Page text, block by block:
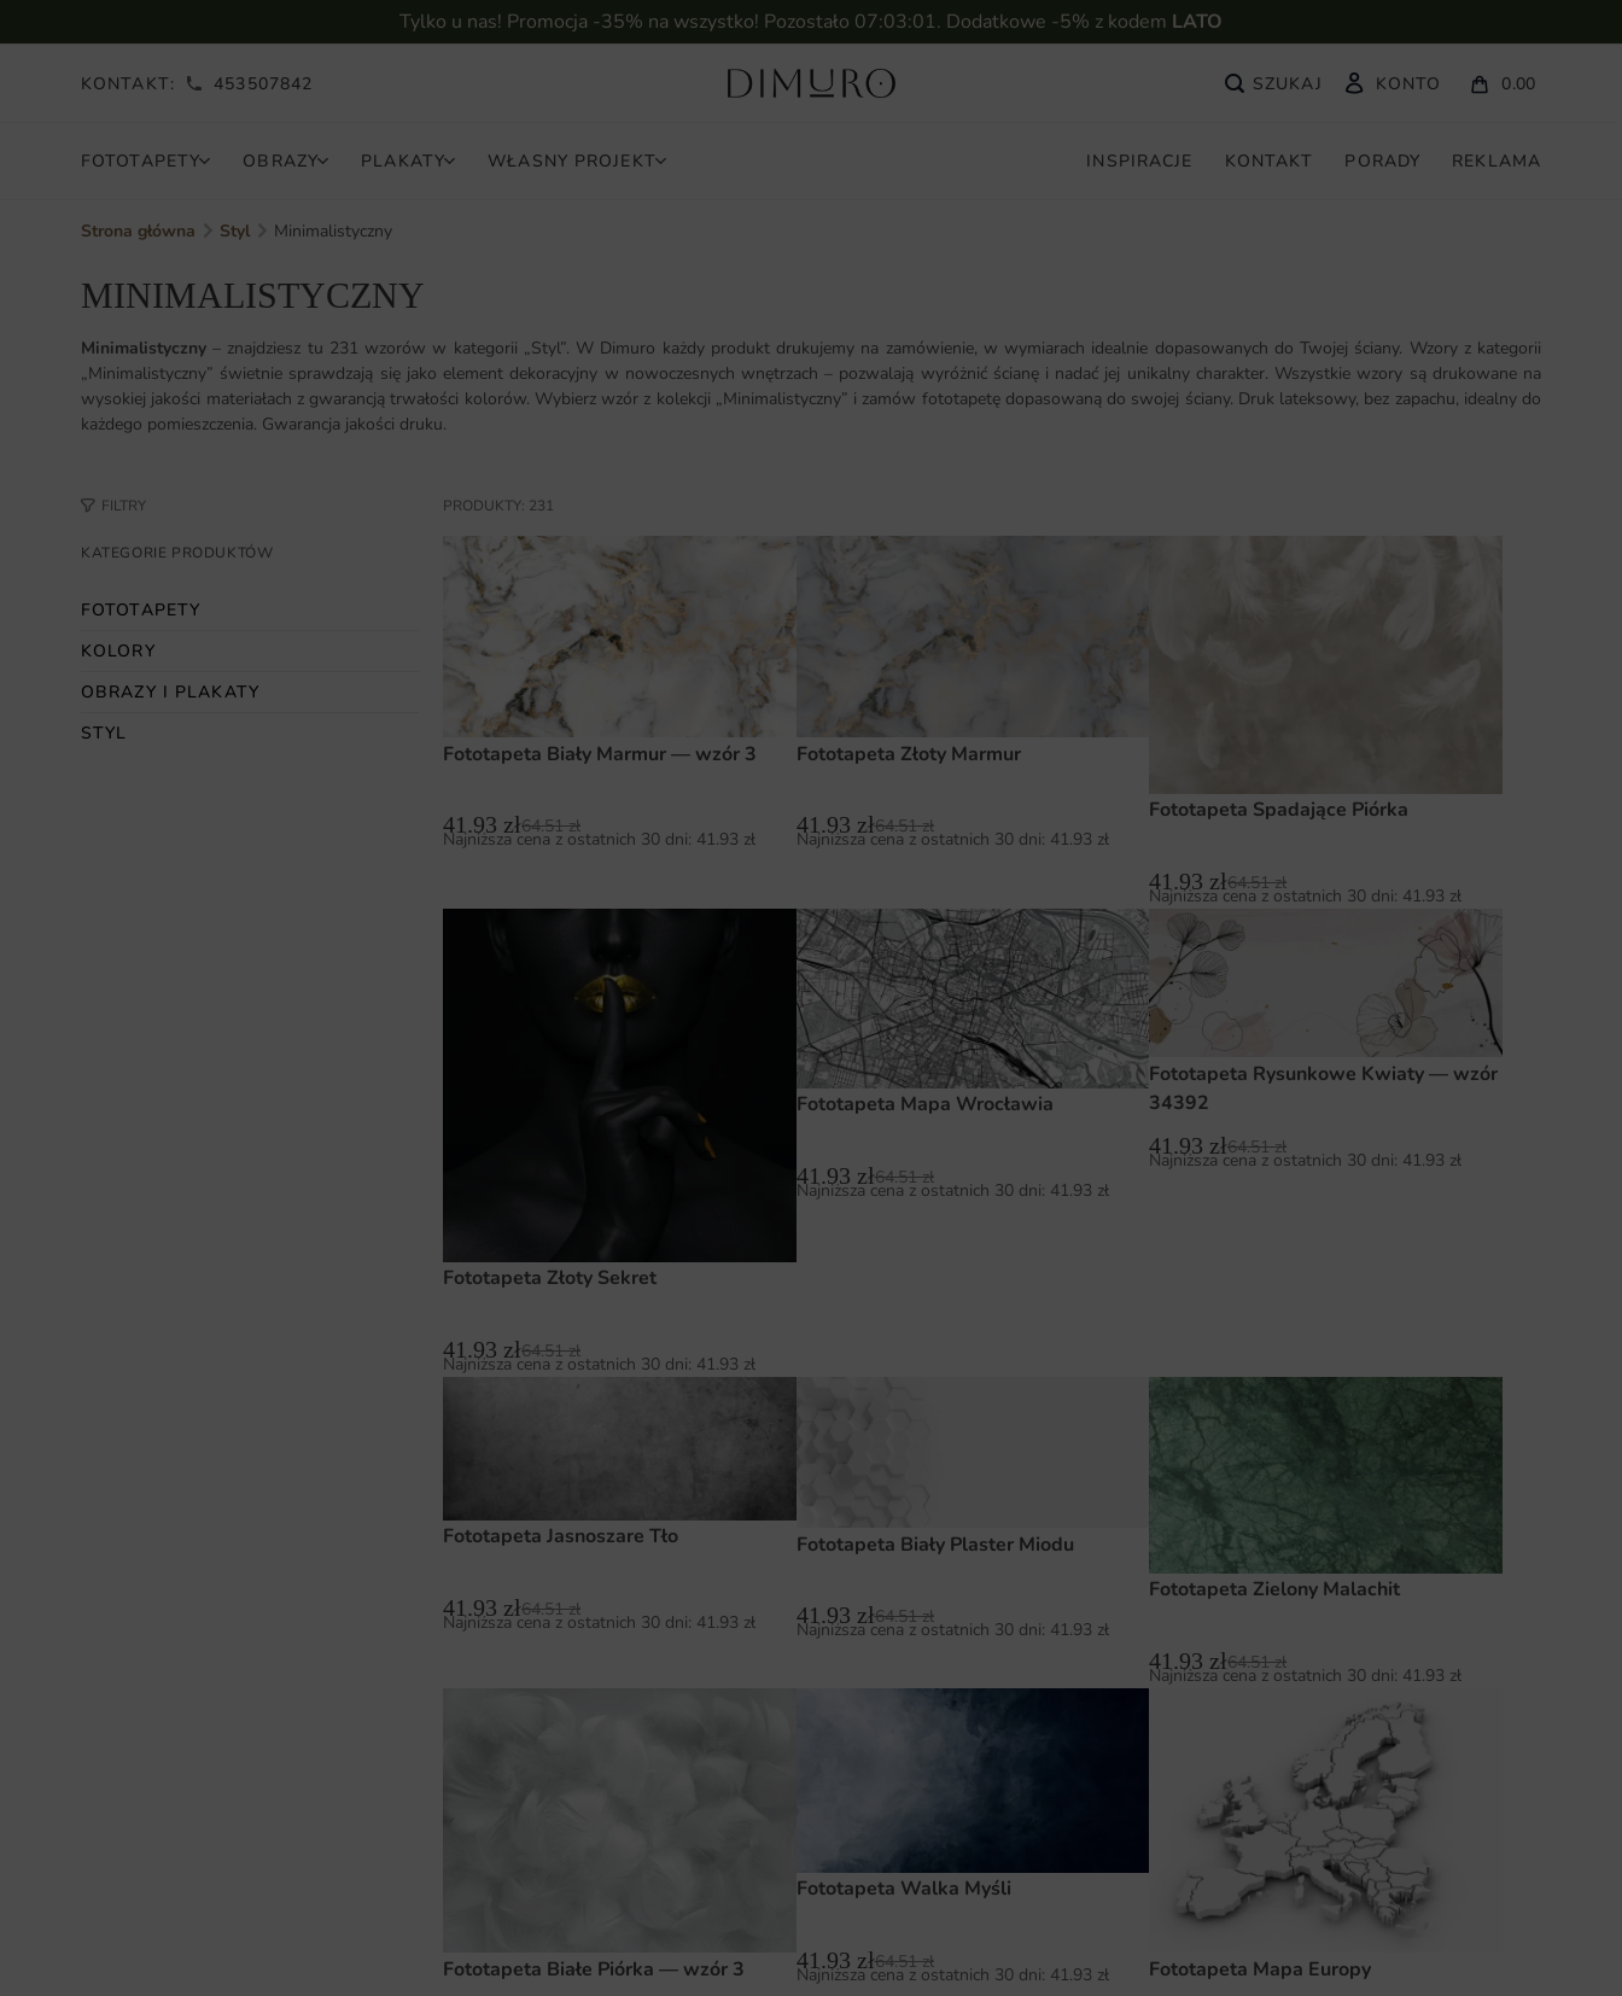
Tylko u nas! Promocja -35% na wszystko! Pozostało 07:02:59. Dodatkowe -5% z kodem LATO
KONTAKT: 453507842 KONTO 0.00
FOTOTAPETY OBRAZY PLAKATY WŁASNY PROJEKT INSPIRACJE KONTAKT PORADY REKLAMA
Strona główna Styl Minimalistyczny
MINIMALISTYCZNY
Minimalistyczny – znajdziesz tu 231 wzorów w kategorii „Styl”. W Dimuro każdy produkt drukujemy na zamówienie, w wymiarach idealnie dopasowanych do Twojej ściany. Wzory z kategorii
„Minimalistyczny” świetnie sprawdzają się jako element dekoracyjny w nowoczesnych wnętrzach – pozwalają wyróżnić ścianę i nadać jej unikalny charakter. Wszystkie wzory są drukowane na
wysokiej jakości materiałach z gwarancją trwałości kolorów. Wybierz wzór z kolekcji „Minimalistyczny” i zamów fototapetę dopasowaną do swojej ściany. Druk lateksowy, bez zapachu, idealny do
każdego pomieszczenia. Gwarancja jakości druku.
FILTRY
KATEGORIE PRODUKTÓW
FOTOTAPETY
KOLORY
OBRAZY I PLAKATY
STYL
PRODUKTY: 231
Fototapeta Biały Marmur — wzór 3
41.93 zł64.51zł
Najniższa cena z ostatnich 30 dni: 41.93 zł
Fototapeta Złoty Marmur
41.93 zł64.51zł
Najniższa cena z ostatnich 30 dni: 41.93 zł
Fototapeta Spadające Piórka
41.93 zł64.51zł
Najniższa cena z ostatnich 30 dni: 41.93 zł
Fototapeta Złoty Sekret
41.93 zł64.51zł
Najniższa cena z ostatnich 30 dni: 41.93 zł
Fototapeta Mapa Wrocławia
41.93 zł64.51zł
Najniższa cena z ostatnich 30 dni: 41.93 zł
Fototapeta Rysunkowe Kwiaty — wzór
34392
41.93 zł64.51zł
Najniższa cena z ostatnich 30 dni: 41.93 zł
Fototapeta Jasnoszare Tło
41.93 zł64.51zł
Najniższa cena z ostatnich 30 dni: 41.93 zł
Fototapeta Biały Plaster Miodu
41.93 zł64.51zł
Najniższa cena z ostatnich 30 dni: 41.93 zł
Fototapeta Zielony Malachit
41.93 zł64.51zł
Najniższa cena z ostatnich 30 dni: 41.93 zł
Fototapeta Białe Piórka — wzór 3
Fototapeta Walka Myśli
41.93 zł64.51zł
Najniższa cena z ostatnich 30 dni: 41.93 zł Fototapeta Mapa Europy